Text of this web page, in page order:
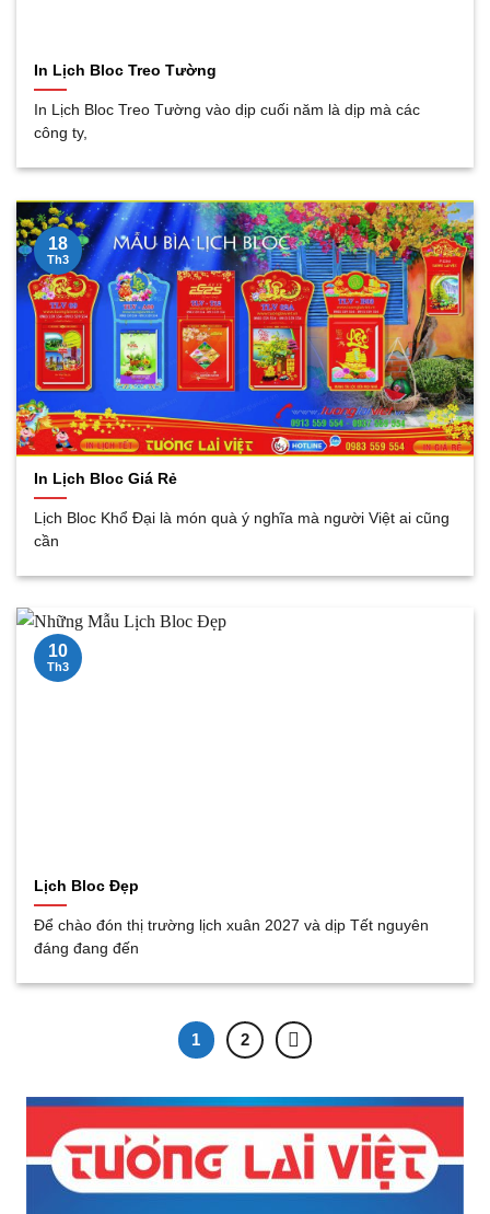
In Lịch Bloc Treo Tường
In Lịch Bloc Treo Tường vào dịp cuối năm là dịp mà các
công ty,
In Lịch Bloc Giá Rẻ
Lịch Bloc Khổ Đại là món quà ý nghĩa mà người Việt ai cũng
cần
18
Th3
Lịch Bloc Đẹp
Để chào đón thị trường lịch xuân 2027 và dịp Tết nguyên
đáng đang đến
10
Th3
1 2